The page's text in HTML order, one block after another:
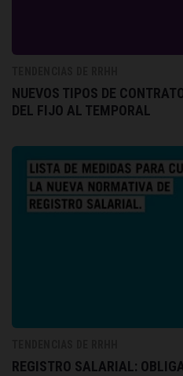
NUEVOS TIPOS DE
DEL FIJO AL TEMPORAL
REGISTRO SALARIAL: